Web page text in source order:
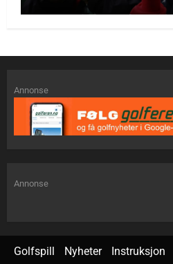
Annonse
Annonse
Golfspill Nyheter Instruksjon